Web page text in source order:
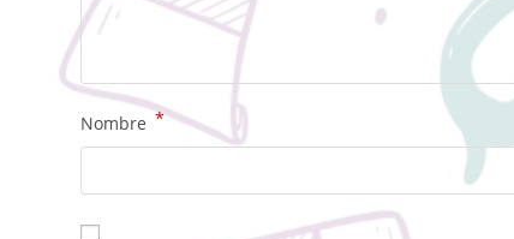
Nombre *